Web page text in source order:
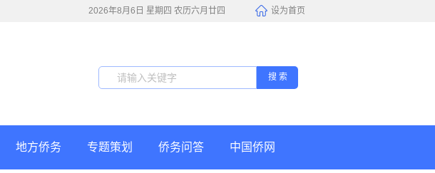
设为首页
2026年8月6日 星期四 农历六月廿四
搜 索
地方侨务 专题策划 侨务问答 中国侨网